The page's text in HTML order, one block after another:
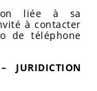
liée à sa
à contacter
de téléphone
JURIDICTION